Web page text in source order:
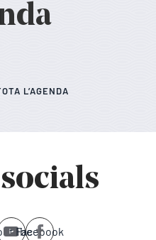
L’AGENDA
Facebook